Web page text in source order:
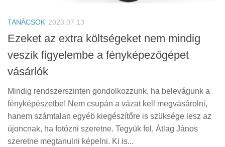
TANÁCSOK 2023.07.13
Ezeket az extra költségeket nem mindig
veszik figyelembe a fényképezőgépet
vásárlók
Mindig rendszerszinten gondolkozzunk, ha belevágunk a
fényképészetbe! Nem csupán a vázat kell megvásárolni,
hanem számtalan egyéb kiegészítőre is szüksége lesz az
újoncnak, ha fotózni szeretne. Tegyük fel, Átlag János
szeretne megtanulni képelni. Ki is...